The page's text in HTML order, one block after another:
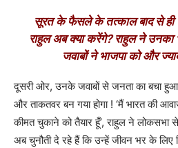
सूरत के फैसले के तत्काल बाद से ही
राहुल अब क्या करेंगे? राहुल ने उनका
जवाबों ने भाजपा को और
दूसरी ओर, उनके जवाबों से जनता का बचा हुआ
और ताकतवर बन गया होगा ! ‘मैं भारत की
कीमत चुकाने को तैयार हूँ’, राहुल ने लोकसभा
अब चुनौती दे रहे हैं कि उन्हें जीवन भर के लिए